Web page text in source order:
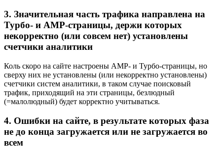
3. Значительная часть трафика направлена на
Турбо- и АМР-страницы, держи которых
некорректно (или совсем нет) установлены
счетчики аналитики
Коль скоро на сайте настроены AMP- и Турбо-страницы, но
сверху них не установлены (или некорректно установлены)
счетчики систем аналитики, в таком случае поисковый
трафик, приходящий на эти страницы, безлюдный
(=малолюдный) будет корректно учитываться.
4. Ошибки на сайте, в результате которых фаза
не до конца загружается или не загружается во
всем